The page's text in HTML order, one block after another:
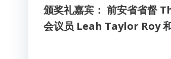
颁奖礼嘉宾： 前安省省督
会议员 Leah Taylor Roy 和